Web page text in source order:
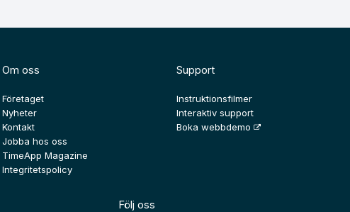
Om oss
Företaget
Nyheter
Kontakt
Jobba hos oss
TimeApp Magazine
Integritetspolicy
Support
Instruktionsfilmer
Interaktiv support
Boka webbdemo
Följ oss